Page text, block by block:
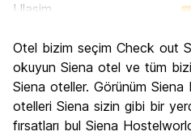
Ulasim
Kültür
Gece hayatı
Ekonomik
Otel bizim seçim Check out
okuyun Siena otel ve tüm
Siena oteller. Görünüm
otelleri Siena sizin gibi bir
fırsatları bul Siena